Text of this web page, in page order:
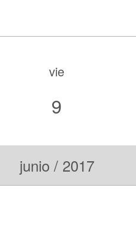
vie
9
junio / 2017